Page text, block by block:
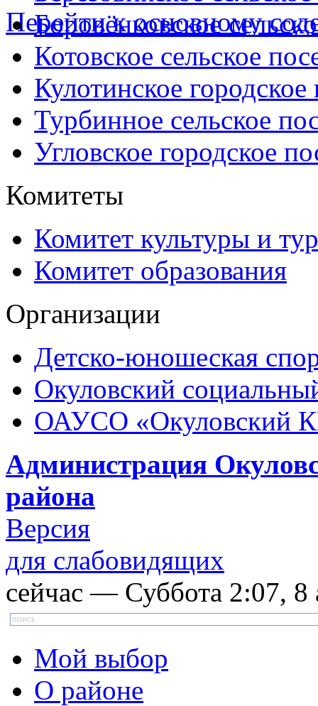
Перейти к основному
Боровёнковское
Котовское сельское
Кулотинское городское
Турбинное сельское
Угловское городское
Комитеты
Комитет культуры и
Комитет образования
Организации
Детско-юношеская
Окуловский
ОАУСО «Окуловский
Администрация
района
Версия
для слабовидящих
сейчас — Суббота 2:07, 8
Мой выбор
О районе